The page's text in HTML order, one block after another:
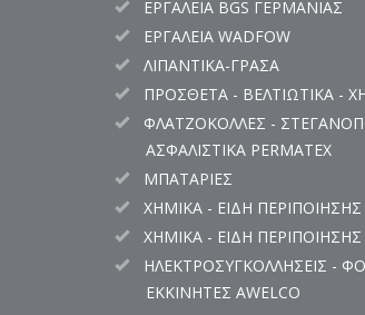
ΕΡΓΑΛΕΙΑ BGS ΓΕΡΜΑΝΙΑΣ
ΕΡΓΑΛΕΙΑ WADFOW
ΛΙΠΑΝΤΙΚΑ-ΓΡΑΣΑ
ΠΡΟΣΘΕΤΑ - ΒΕΛΤΙΩΤΙΚΑ -
ΦΛΑΤΖΟΚΟΛΛΕΣ -
ΑΣΦΑΛΙΣΤΙΚΑ PERMATEX
ΜΠΑΤΑΡΙΕΣ
ΧΗΜΙΚΑ - ΕΙΔΗ ΠΕΡΙΠΟΙΗΣΗΣ
ΧΗΜΙΚΑ - ΕΙΔΗ ΠΕΡΙΠΟΙΗΣΗΣ
ΗΛΕΚΤΡΟΣΥΓΚΟΛΛΗΣΕΙΣ -
ΕΚΚΙΝΗΤΕΣ AWELCO